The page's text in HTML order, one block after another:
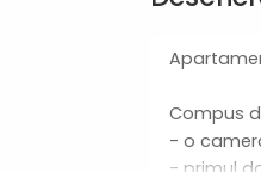
Compus
- o